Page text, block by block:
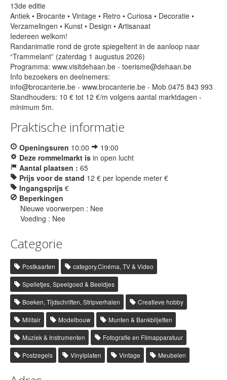
13de editie
Antiek • Brocante • Vintage • Retro • Curiosa • Decoratie •
Verzamelingen • Kunst • Design • Artisanaat
Iedereen welkom!
Randanimatie rond de grote spiegeltent in de aanloop naar
“Trammelant” (zaterdag 1 augustus 2026)
Programma: www.visitdehaan.be - toerisme@dehaan.be
Info bezoekers en deelnemers:
info@brocanterie.be - www.brocanterie.be - Mob 0475 843 993
Standhouders: 10 € tot 12 €/m volgens aantal marktdagen -
minimum 5m.
Praktische informatie
Openingsuren 10:00
19:00
Deze rommelmarkt is in open lucht
Aantal plaatsen : 65
Prijs voor de stand 12 € per lopende meter €
Ingangsprijs €
Beperkingen
Nieuwe voorwerpen : Nee
Voeding : Nee
Categorie
Postkaarten category.Cinéma, TV & Video
Spelletjes, Speelgoed & Beeldjes
Boeken, Tijdschriften, Stripverhalen Creatieve hobby
Militair Modelbouw Munten & Bankbiljetten
Muziek & Instrumenten Fotografie en Filmapparatuur
Postzegels Vinylplaten Vintage Meubelen